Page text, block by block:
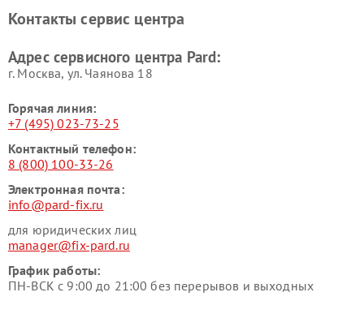
Контакты сервис центра
Адрес сервисного центра Pard:
г. Москва, ул. Чаянова 18
Горячая линия:
+7 (495) 023-73-25
Контактный телефон:
8 (800) 100-33-26
Электронная почта:
info@pard-fix.ru
для юридических лиц
manager@fix-pard.ru
График работы:
ПН-ВСК с 9:00 до 21:00 без перерывов и выходных